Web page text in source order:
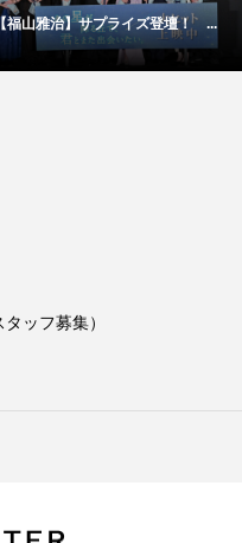
福山雅治】サプライズ登壇！ ...
ッフ募集）